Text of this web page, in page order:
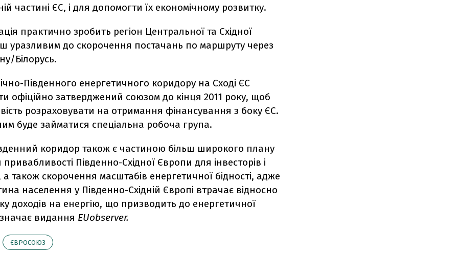
частині ЄС, і для допомогти їх економічному розвитку.
практично зробить регіон Центральної та Східної
уразливим до скорочення постачань по маршруту через
Білорусь.
Південного енергетичного коридору на Сході ЄС
офіційно затверджений союзом до кінця 2011 року, щоб
розраховувати на отримання фінансування з боку ЄС.
буде займатися спеціальна робоча група.
коридор також є частиною більш широкого плану
Південно-Східної Європи для інвесторів і
а також скорочення масштабів енергетичної бідності, адже
населення у Південно-Східній Європі втрачає відносно
доходів на енергію, що призводить до енергетичної
видання EUobserver.
ЄВРОСОЮЗ